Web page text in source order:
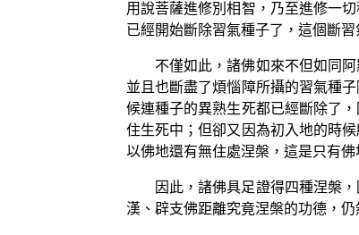
用說菩薩進修別相智，乃至進修一
已經開始斷除習氣種子了，這個斷
不僅如此，諸佛如來不但如同
並且也斷盡了煩惱障所攝的習氣種
候連種子的異熟生死都已經斷除了
住生死中；但卻又因為初入地的時
以佛地還有無住處涅槃，這是只有佛
因此，諸佛具足證得四種涅槃
漢、辟支佛距離究竟涅槃的功德，